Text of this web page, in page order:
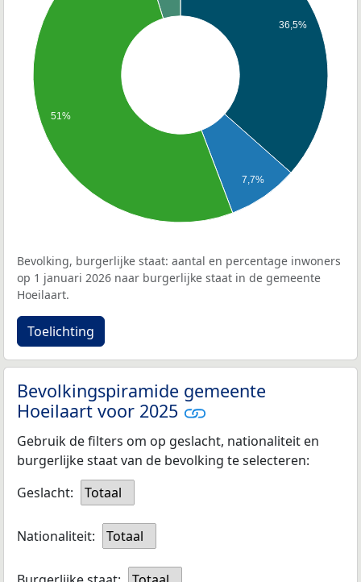
36,5%
7,7%
51%
Bevolking, burgerlijke staat: aantal en percentage inwoners
op 1 januari 2026 naar burgerlijke staat in de gemeente
Hoeilaart.
Toelichting
Bevolkingspiramide gemeente
Hoeilaart voor 2025
Gebruik de filters om op geslacht, nationaliteit en
burgerlijke staat van de bevolking te selecteren:
Geslacht:
Totaal
Nationaliteit: Totaal